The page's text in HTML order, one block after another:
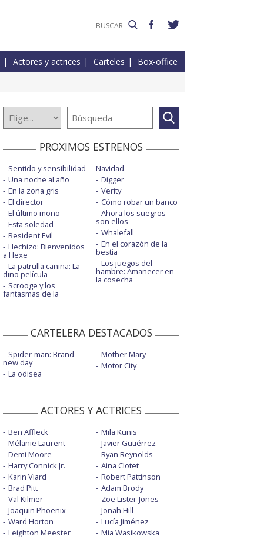
Actores y actrices Carteles Box-office
PROXIMOS ESTRENOS
Sentido y sensibilidad
Una noche al año
En la zona gris
El director
El último mono
Esta soledad
Resident Evil
Hechizo: Bienvenidos
a Hexe
La patrulla canina: La
dino película
Scrooge y los
fantasmas de la
Navidad
Digger
Verity
Cómo robar un banco
Ahora los suegros
son ellos
Whalefall
En el corazón de la
bestia
Los juegos del
hambre: Amanecer en
la cosecha
CARTELERA DESTACADOS
Spider-man: Brand
new day
La odisea
Mother Mary
Motor City
ACTORES Y ACTRICES
Ben Affleck
Mélanie Laurent
Demi Moore
Harry Connick Jr.
Karin Viard
Brad Pitt
Val Kilmer
Joaquin Phoenix
Ward Horton
Leighton Meester
Mila Kunis
Javier Gutiérrez
Ryan Reynolds
Aina Clotet
Robert Pattinson
Adam Brody
Zoe Lister-Jones
Jonah Hill
Lucía Jiménez
Mia Wasikowska